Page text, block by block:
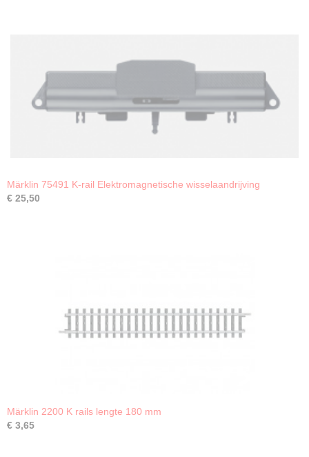
Märklin 75491 K-rail Elektromagnetische wisselaandrijving
€ 25,50
Märklin 2200 K rails lengte 180 mm
€ 3,65